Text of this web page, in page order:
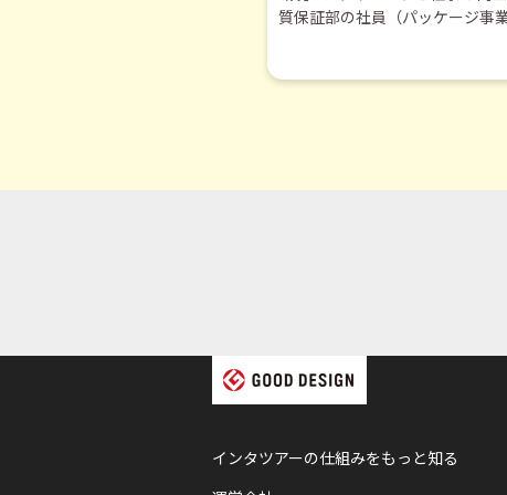
質保証部の社員（パッケージ事
します。
インタツアーの仕組みをもっと知る